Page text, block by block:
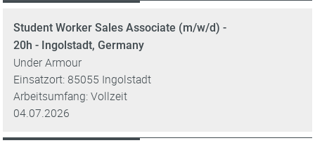
Student Worker Sales Associate (m/w/d) -
20h - Ingolstadt, Germany
Under Armour
Einsatzort: 85055 Ingolstadt
Arbeitsumfang: Vollzeit
04.07.2026